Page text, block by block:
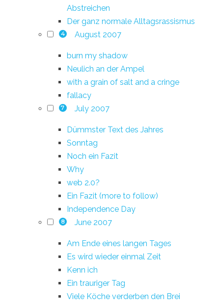
Abstreichen
Der ganz normale Alltagsrassismus
4 August 2007
burn my shadow
Neulich an der Ampel
with a grain of salt and a cringe
fallacy
7 July 2007
Dümmster Text des Jahres
Sonntag
Noch ein Fazit
Why
web 2.0?
Ein Fazit (more to follow)
Independence Day
8 June 2007
Am Ende eines langen Tages
Es wird wieder einmal Zeit
Kenn ich
Ein trauriger Tag
Viele Köche verderben den Brei